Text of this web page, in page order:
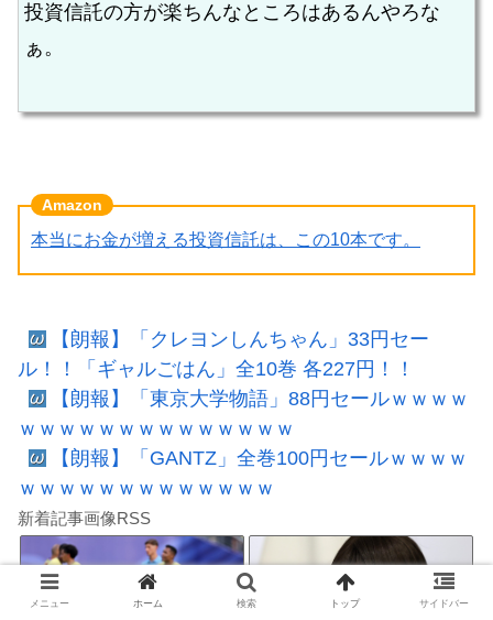
投資信託の方が楽ちんなところはあるんやろな
ぁ。
本当にお金が増える投資信託は、この10本です。
【朗報】「クレヨンしんちゃん」33円セー
ル！！「ギャルごはん」全10巻 各227円！！
【朗報】「東京大学物語」88円セールｗｗｗｗ
ｗｗｗｗｗｗｗｗｗｗｗｗｗｗ
【朗報】「GANTZ」全巻100円セールｗｗｗｗ
ｗｗｗｗｗｗｗｗｗｗｗｗｗ
新着記事画像RSS
メニュー ホーム 検索 トップ サイドバー